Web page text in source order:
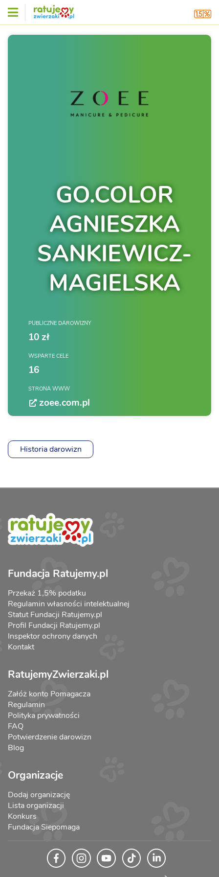
GO.COLOR
AGNIESZKA
SANKIEWICZ-
MAGIELSKA
PUBLICZNE DAROWIZNY
10 zł
WSPARTE CELE
16
STRONA WWW
zoee.com.pl
Historia darowizn
Fundacja Ratujemy.pl
Przekaż 1,5% podatku
Regulamin własności intelektualnej
Statut Fundacji Ratujemy.pl
Profil Fundacji Ratujemy.pl
Inspektor ochrony danych
Kontakt
RatujemyZwierzaki.pl
Załóż konto Pomagacza
Regulamin
Polityka prywatności
FAQ
Potwierdzenie darowizn
Blog
Organizacje
Dodaj organizację
Lista organizacji
Konkurs
Fundacja Siepomaga